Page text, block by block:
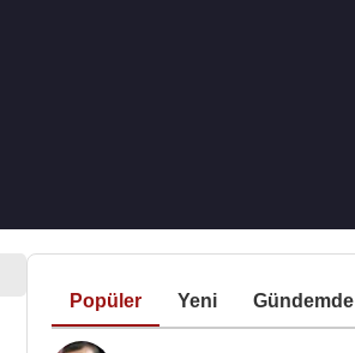
Popüler Yeni Gündemde